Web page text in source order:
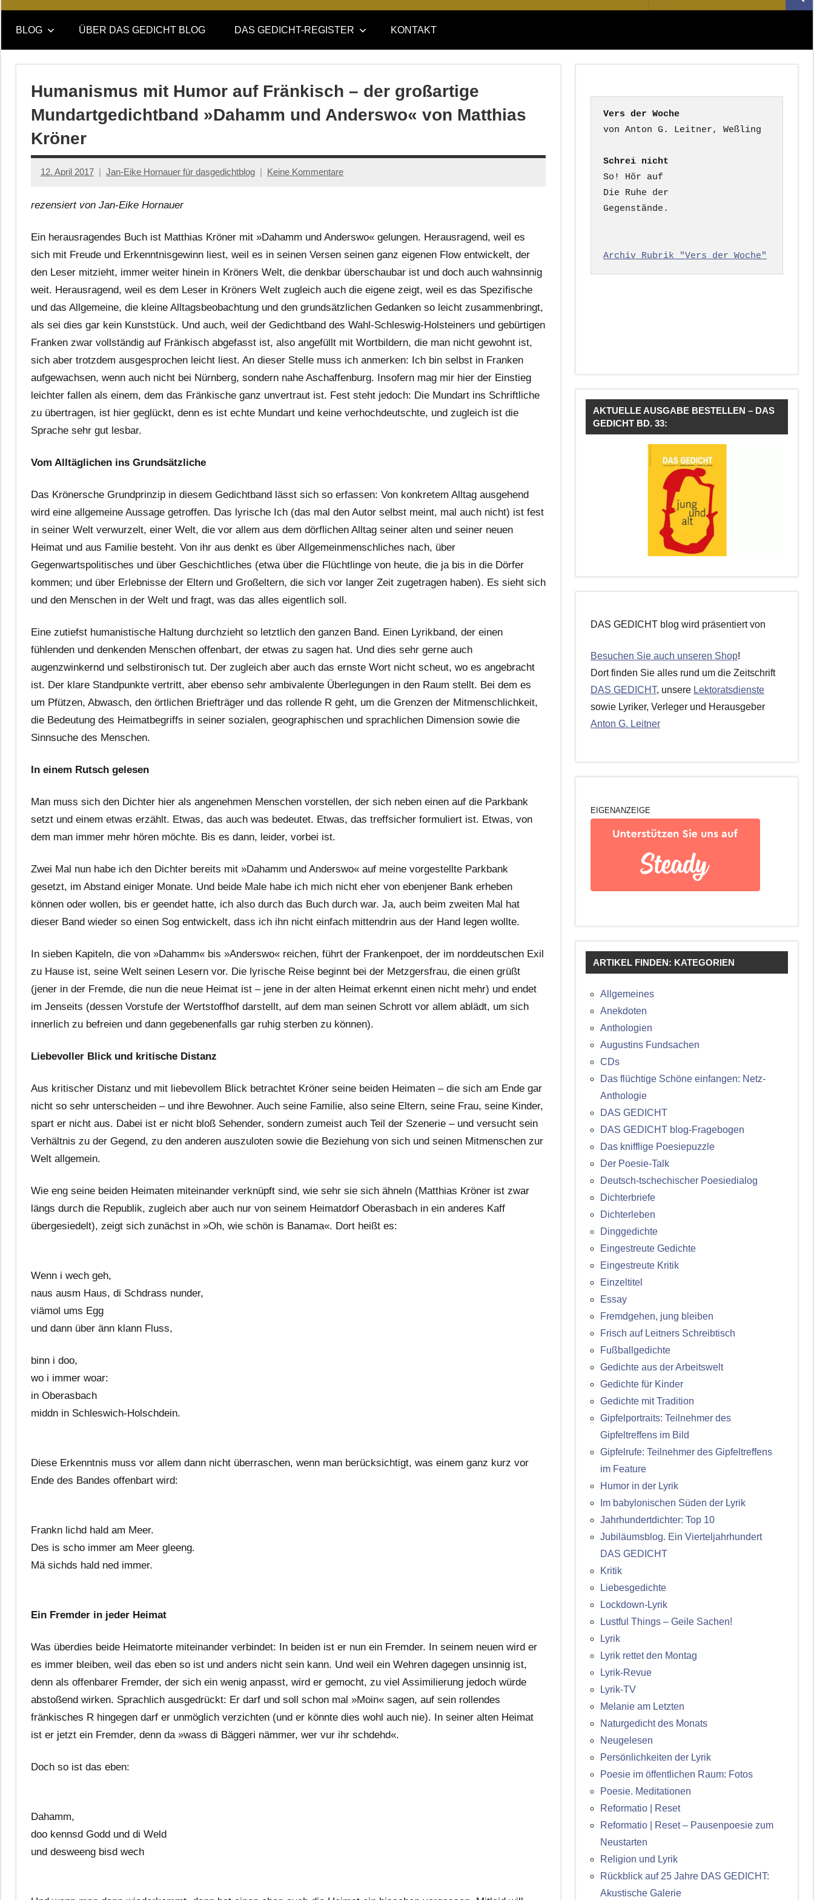
DAS
GEDICHT
blog
DAS
GEDICHT.
Zeitschrift
nach:
BLOG ÜBER DAS GEDICHT BLOG DAS GEDICHT-REGISTER KONTAKT
Humanismus mit Humor auf Fränkisch – der großartige
Mundartgedichtband »Dahamm und Anderswo« von Matthias
Kröner
12. April 2017 Jan-Eike Hornauer für dasgedichtblog Keine Kommentare
rezensiert von Jan-Eike Hornauer
Ein herausragendes Buch ist Matthias Kröner mit »Dahamm und Anderswo« gelungen. Herausragend, weil es
sich mit Freude und Erkenntnisgewinn liest, weil es in seinen Versen seinen ganz eigenen Flow entwickelt, der
den Leser mitzieht, immer weiter hinein in Kröners Welt, die denkbar überschaubar ist und doch auch wahnsinnig
weit. Herausragend, weil es dem Leser in Kröners Welt zugleich auch die eigene zeigt, weil es das Spezifische
und das Allgemeine, die kleine Alltagsbeobachtung und den grundsätzlichen Gedanken so leicht zusammenbringt,
als sei dies gar kein Kunststück. Und auch, weil der Gedichtband des Wahl-Schleswig-Holsteiners und gebürtigen
Franken zwar vollständig auf Fränkisch abgefasst ist, also angefüllt mit Wortbildern, die man nicht gewohnt ist,
sich aber trotzdem ausgesprochen leicht liest. An dieser Stelle muss ich anmerken: Ich bin selbst in Franken
aufgewachsen, wenn auch nicht bei Nürnberg, sondern nahe Aschaffenburg. Insofern mag mir hier der Einstieg
leichter fallen als einem, dem das Fränkische ganz unvertraut ist. Fest steht jedoch: Die Mundart ins Schriftliche
zu übertragen, ist hier geglückt, denn es ist echte Mundart und keine verhochdeutschte, und zugleich ist die
Sprache sehr gut lesbar.
Vom Alltäglichen ins Grundsätzliche
Das Krönersche Grundprinzip in diesem Gedichtband lässt sich so erfassen: Von konkretem Alltag ausgehend
wird eine allgemeine Aussage getroffen. Das lyrische Ich (das mal den Autor selbst meint, mal auch nicht) ist fest
in seiner Welt verwurzelt, einer Welt, die vor allem aus dem dörflichen Alltag seiner alten und seiner neuen
Heimat und aus Familie besteht. Von ihr aus denkt es über Allgemeinmenschliches nach, über
Gegenwartspolitisches und über Geschichtliches (etwa über die Flüchtlinge von heute, die ja bis in die Dörfer
kommen; und über Erlebnisse der Eltern und Großeltern, die sich vor langer Zeit zugetragen haben). Es sieht sich
und den Menschen in der Welt und fragt, was das alles eigentlich soll.
Eine zutiefst humanistische Haltung durchzieht so letztlich den ganzen Band. Einen Lyrikband, der einen
fühlenden und denkenden Menschen offenbart, der etwas zu sagen hat. Und dies sehr gerne auch
augenzwinkernd und selbstironisch tut. Der zugleich aber auch das ernste Wort nicht scheut, wo es angebracht
ist. Der klare Standpunkte vertritt, aber ebenso sehr ambivalente Überlegungen in den Raum stellt. Bei dem es
um Pfützen, Abwasch, den örtlichen Briefträger und das rollende R geht, um die Grenzen der Mitmenschlichkeit,
die Bedeutung des Heimatbegriffs in seiner sozialen, geographischen und sprachlichen Dimension sowie die
Sinnsuche des Menschen.
In einem Rutsch gelesen
Man muss sich den Dichter hier als angenehmen Menschen vorstellen, der sich neben einen auf die Parkbank
setzt und einem etwas erzählt. Etwas, das auch was bedeutet. Etwas, das treffsicher formuliert ist. Etwas, von
dem man immer mehr hören möchte. Bis es dann, leider, vorbei ist.
Zwei Mal nun habe ich den Dichter bereits mit »Dahamm und Anderswo« auf meine vorgestellte Parkbank
gesetzt, im Abstand einiger Monate. Und beide Male habe ich mich nicht eher von ebenjener Bank erheben
können oder wollen, bis er geendet hatte, ich also durch das Buch durch war. Ja, auch beim zweiten Mal hat
dieser Band wieder so einen Sog entwickelt, dass ich ihn nicht einfach mittendrin aus der Hand legen wollte.
In sieben Kapiteln, die von »Dahamm« bis »Anderswo« reichen, führt der Frankenpoet, der im norddeutschen Exil
zu Hause ist, seine Welt seinen Lesern vor. Die lyrische Reise beginnt bei der Metzgersfrau, die einen grüßt
(jener in der Fremde, die nun die neue Heimat ist – jene in der alten Heimat erkennt einen nicht mehr) und endet
im Jenseits (dessen Vorstufe der Wertstoffhof darstellt, auf dem man seinen Schrott vor allem ablädt, um sich
innerlich zu befreien und dann gegebenenfalls gar ruhig sterben zu können).
Liebevoller Blick und kritische Distanz
Aus kritischer Distanz und mit liebevollem Blick betrachtet Kröner seine beiden Heimaten – die sich am Ende gar
nicht so sehr unterscheiden – und ihre Bewohner. Auch seine Familie, also seine Eltern, seine Frau, seine Kinder,
spart er nicht aus. Dabei ist er nicht bloß Sehender, sondern zumeist auch Teil der Szenerie – und versucht sein
Verhältnis zu der Gegend, zu den anderen auszuloten sowie die Beziehung von sich und seinen Mitmenschen zur
Welt allgemein.
Wie eng seine beiden Heimaten miteinander verknüpft sind, wie sehr sie sich ähneln (Matthias Kröner ist zwar
längs durch die Republik, zugleich aber auch nur von seinem Heimatdorf Oberasbach in ein anderes Kaff
übergesiedelt), zeigt sich zunächst in »Oh, wie schön is Banama«. Dort heißt es:
Wenn i wech geh,
naus ausm Haus, di Schdrass nunder,
viämol ums Egg
und dann über änn klann Fluss,
binn i doo,
wo i immer woar:
in Oberasbach
middn in Schleswich-Holschdein.
Diese Erkenntnis muss vor allem dann nicht überraschen, wenn man berücksichtigt, was einem ganz kurz vor
Ende des Bandes offenbart wird:
Frankn lichd hald am Meer.
Des is scho immer am Meer gleeng.
Mä sichds hald ned immer.
Ein Fremder in jeder Heimat
Was überdies beide Heimatorte miteinander verbindet: In beiden ist er nun ein Fremder. In seinem neuen wird er
es immer bleiben, weil das eben so ist und anders nicht sein kann. Und weil ein Wehren dagegen unsinnig ist,
denn als offenbarer Fremder, der sich ein wenig anpasst, wird er gemocht, zu viel Assimilierung jedoch würde
abstoßend wirken. Sprachlich ausgedrückt: Er darf und soll schon mal »Moin« sagen, auf sein rollendes
fränkisches R hingegen darf er unmöglich verzichten (und er könnte dies wohl auch nie). In seiner alten Heimat
ist er jetzt ein Fremder, denn da »wass di Bäggeri nämmer, wer vur ihr schdehd«.
Doch so ist das eben:
Dahamm,
doo kennsd Godd und di Weld
und desweeng bisd wech
Vers der Woche
Schrei nicht
So! Hör auf
Die Ruhe der
Gegenstände.
Archiv Rubrik "Vers der Woche"
AKTUELLE AUSGABE BESTELLEN – DAS
GEDICHT BD. 33:
DAS GEDICHT blog wird präsentiert von
Besuchen Sie auch unseren Shop!
Dort finden Sie alles rund um die Zeitschrift
DAS GEDICHT, unsere Lektoratsdienste
sowie Lyriker, Verleger und Herausgeber
Anton G. Leitner
EIGENANZEIGE
ARTIKEL FINDEN: KATEGORIEN
Allgemeines
Anekdoten
Anthologien
Augustins Fundsachen
CDs
Das flüchtige Schöne einfangen: Netz-
Anthologie
DAS GEDICHT
DAS GEDICHT blog-Fragebogen
Das knifflige Poesiepuzzle
Der Poesie-Talk
Deutsch-tschechischer Poesiedialog
Dichterbriefe
Dichterleben
Dinggedichte
Eingestreute Gedichte
Eingestreute Kritik
Einzeltitel
Essay
Fremdgehen, jung bleiben
Frisch auf Leitners Schreibtisch
Fußballgedichte
Gedichte aus der Arbeitswelt
Gedichte für Kinder
Gedichte mit Tradition
Gipfelportraits: Teilnehmer des
Gipfeltreffens im Bild
Gipfelrufe: Teilnehmer des Gipfeltreffens
im Feature
Humor in der Lyrik
Im babylonischen Süden der Lyrik
Jahrhundertdichter: Top 10
Jubiläumsblog. Ein Vierteljahrhundert
DAS GEDICHT
Kritik
Liebesgedichte
Lockdown-Lyrik
Lustful Things – Geile Sachen!
Lyrik
Lyrik rettet den Montag
Lyrik-Revue
Lyrik-TV
Melanie am Letzten
Naturgedicht des Monats
Neugelesen
Persönlichkeiten der Lyrik
Poesie im öffentlichen Raum: Fotos
Poesie. Meditationen
Reformatio | Reset
Reformatio | Reset – Pausenpoesie zum
Neustarten
Religion und Lyrik
Rückblick auf 25 Jahre DAS GEDICHT:
Akustische Galerie